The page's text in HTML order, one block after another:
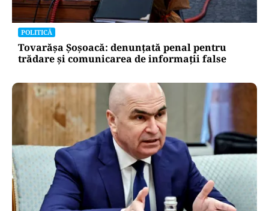
POLITICĂ
Tovarășa Șoșoacă: denunțată penal pentru
trădare și comunicarea de informații false